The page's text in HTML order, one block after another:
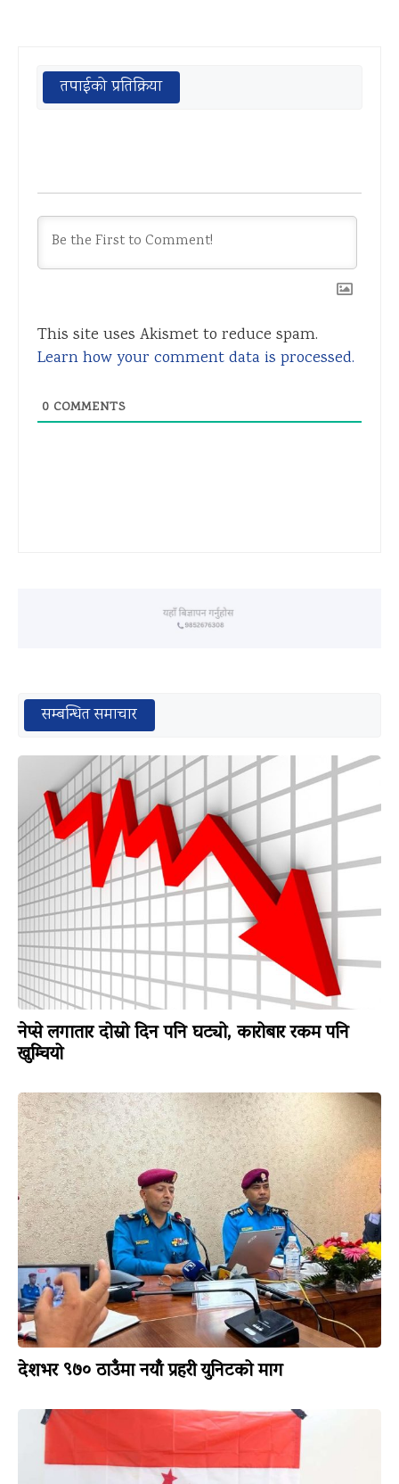
तपाईको प्रतिक्रिया
This site uses Akismet to reduce spam.
Learn how your comment data is processed.
0 COMMENTS
सम्बन्धित समाचार
नेप्से लगातार दोस्रो दिन पनि घट्यो, कारोबार रकम पनि
खुम्चियो
देशभर ९७० ठाउँमा नयाँ प्रहरी युनिटको माग